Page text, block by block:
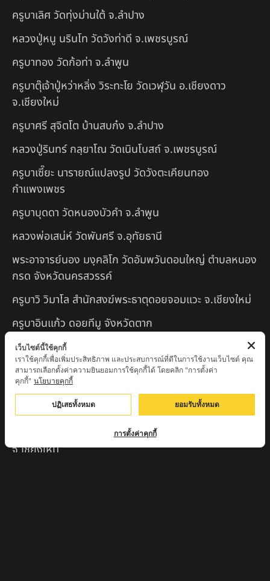
ครูบาเลิศ วัดทุ่งม่านใต้ จ.ลำปาง
หลวงปู่หนู นรินโท วัดวังท่าดี จ.เพชรบูรณ์
ครูบาทอง วัดก้อท่า จ.ลำพูน
ครูบาตุ๊เจ้าปู่หว่าหลิ่ง วิระทะโย วัดเวฬุวัน อ.เชียงดาว
จ.เชียงใหม่
ครูบาศรี สุจิตโต บ้านสบก๋ง จ.ลำปาง
หลวงปู่รินทร์ กลฺยาโณ วัดเนินโบสถ์ จ.เพชรบูรณ์
ครูบาเซี๊ยะ นารายณ์แปลงรูป วัดวังตะเคียนทอง
กำแพงเพชร
ครูบาบุดดา วัดหนองบัวคํา จ.ลําพูน
หลวงพ่อเสน่ห์ วัดพันศรี จ.อุทัยธานี
พระอาจารย์นอง มงฺคลิโก วัดอัมพวันดอนใหญ่ ตำบลหนอง
กรด จังหวัดนครสวรรค์
ครูบาวิ วิมาโล สำนักสงฆ์พระธาตุดอยจอมแวะ จ.เชียงใหม่
ครูบาอินแก้ว ดอยทีมู จังหวัดตาก
หลวงพ่อถังทอง วัดพระนางพญาป่าแสงทอง
จ.นครสวรรค์
หลวงปู่จักร วัดถ้ำเขารังไก่ จ.ชัยนาท
หลวงปู่พริ้ง ขันติพโล วัดซับชมพู่ จ.เพชรบูรณ์
หลวงปู่ครูบา สล่าอุวิจิ่งต๊ะ สำนักสงฆ์พระธาตุดอยจอมแวะ
จ.เชียงใหม่
เว็บไซต์นี้ใช้คุกกี้
เราใช้คุกกี้เพื่อเพิ่มประสิทธิภาพ และประสบการณ์ที่ดีในการใช้งานเว็บไซต์ คุณ
สามารถเลือกตั้งค่าความยินยอมการใช้คุกกี้ได้ โดยคลิก "การตั้งค่า
คุกกี้" นโยบายคุกกี้
ปฏิเสธทั้งหมด ยอมรับทั้งหมด
การตั้งค่าคุกกี้